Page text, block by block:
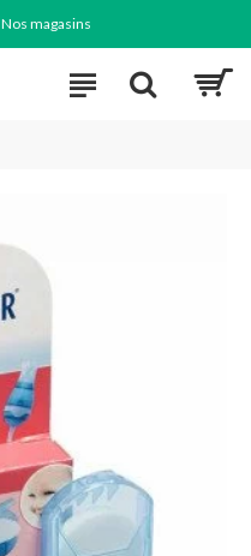
Nos magasins